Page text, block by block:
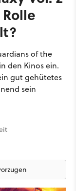
of the
den Kinos ein.
gut gehütetes
sein